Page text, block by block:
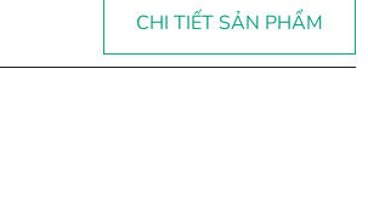
CHI TIẾT SẢN PHẨM